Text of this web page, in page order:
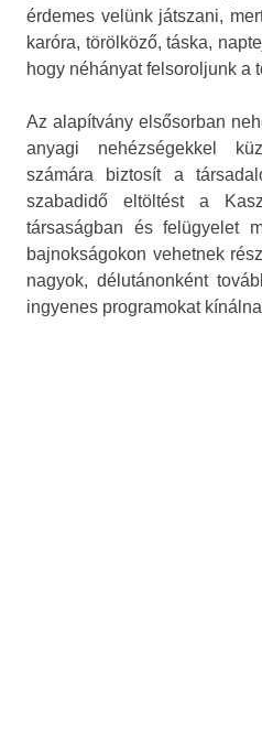
érdemes velünk játszani,
karóra, törölköző, táska,
hogy néhányat felsoroljunk a
Az alapítvány elsősorban
anyagi nehézségekkel
számára biztosít a
szabadidő eltöltést a
társaságban és felügyelet
bajnokságokon vehetnek
nagyok, délutánonként
ingyenes programokat